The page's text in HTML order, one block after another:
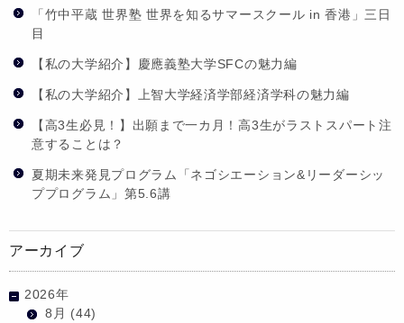
「竹中平蔵 世界塾 世界を知るサマースクール in 香港」三日
目
【私の大学紹介】慶應義塾大学SFCの魅力編
【私の大学紹介】上智大学経済学部経済学科の魅力編
【高3生必見！】出願まで一カ月！高3生がラストスパート注
意することは？
夏期未来発見プログラム「ネゴシエーション&リーダーシッ
ププログラム」第5.6講
アーカイブ
2026年
8月 (44)